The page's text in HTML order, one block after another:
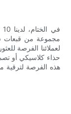
مجموعة من قبعات
لعملائنا الفرصة
حذاء كلاسيكي أو
هذه الفرصة لترقية